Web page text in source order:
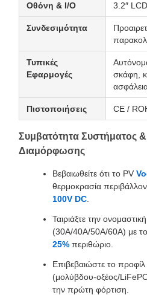
Οθόνη & I/O 3.2″
Συνδεσιμότητα
Τυπικές
Εφαρμογές
σκάφη,
Πιστοποιήσεις CE /
Συμβατότητα Συστήματος
Διαμόρφωσης
Βεβαιωθείτε ότι το PV
θερμοκρασία
100V DC
Ταιριάξτε την
(30A/40A/50A/60A) με
25% περιθώριο.
Επιβεβαιώστε το
(μολύβδου-οξέος/
την πρώτη φόρτιση.